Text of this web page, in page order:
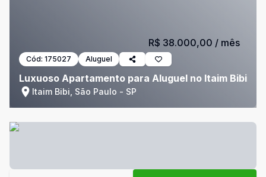
Cód: 175027 Aluguel
Luxuoso Apartamento para Aluguel no Itaim Bibi
Itaim Bibi, São Paulo - SP
R$ 38.000,00 / mês